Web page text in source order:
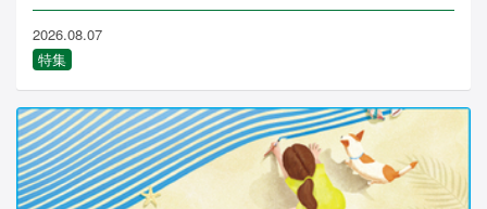
2026.08.07
特集